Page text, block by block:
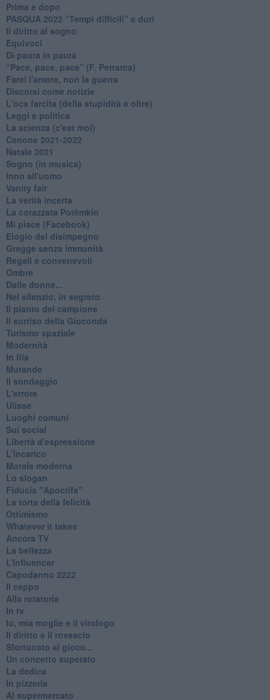
Prima e dopo
​PASQUA 2022 “Tempi difficili” e duri
Il diritto al sogno
Equivoci
Di paura in paura
​“Pace, pace, pace” (F. Petrarca)
Farei l'amore, non la guerra
Discorsi come notizie
L'oca farcita (della stupidità e oltre)
Leggi e politica
La scienza (c'est moi)
Cenone 2021-2022
Natale 2021
Sogno (in musica)
Inno all'uomo
Vanity fair
La verità incerta
La corazzata Potëmkin
Mi piace (Facebook)
Elogio del disimpegno
Gregge senza immunità
Regali e convenevoli
Ombre
Dalle donne...
Nel silenzio, in segreto
Il pianto del campione
Il sorriso della Gioconda
Turismo spaziale
Modernità
In fila
Mutande
Il sondaggio
L'errore
Ulisse
Luoghi comuni
Sui social
Libertà d'espressione
L'incarico
Morale moderna
Lo slogan
Fiducia "Apocrifa"
La torta della felicità
Ottimismo
Whatever it takes
Ancora TV
La bellezza
L’Influencer
​Capodanno 2222
Il ceppo
Alla rotatoria
In tv
Io, mia moglie e il virologo
Il diritto e il rovescio
Sfortunato al gioco...
Un concetto superato
La dedica
In pizzeria
Al supermercato